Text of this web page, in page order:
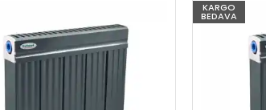
KARGO
BEDAVA